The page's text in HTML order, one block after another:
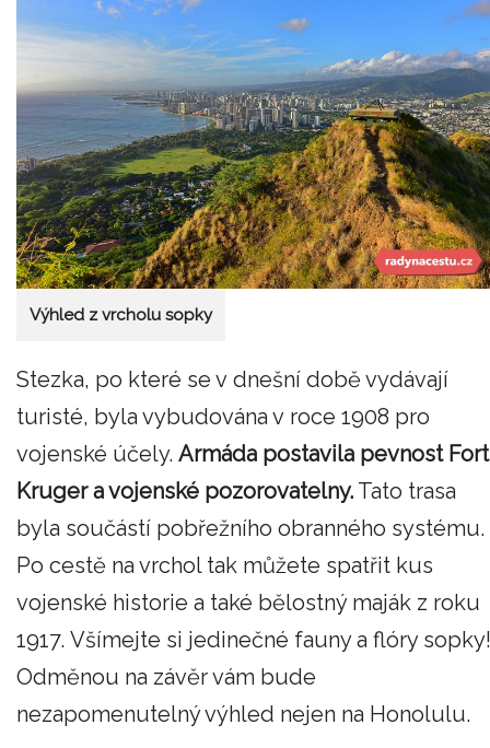
Výhled z vrcholu sopky
Stezka, po které se v dnešní době vydávají
turisté, byla vybudována v roce 1908 pro
vojenské účely. Armáda postavila pevnost Fort
Kruger a vojenské pozorovatelny. Tato trasa
byla součástí pobřežního obranného systému.
Po cestě na vrchol tak můžete spatřit kus
vojenské historie a také bělostný maják z roku
1917. Všímejte si jedinečné fauny a flóry sopky!
Odměnou na závěr vám bude
nezapomenutelný výhled nejen na Honolulu.